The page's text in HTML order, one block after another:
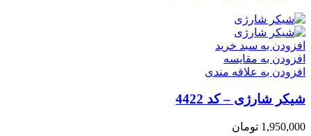
افزودن به سبد خرید
افزودن به مقایسه
افزودن به علاقه مندی
شیکر شارژی – کد 4422
1,950,000 تومان